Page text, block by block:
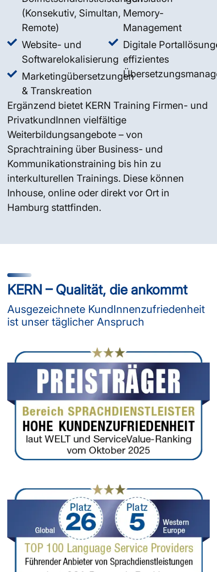
(Konsekutiv, Simultan,
Remote)
Website- und
Softwarelokalisierung
Marketingübersetzungen
& Transkreation
Memory-
Management
Digitale
effizientes
Ergänzend bietet KERN Training Firmen- und
PrivatkundInnen vielfältige
Weiterbildungsangebote – von
Sprachtraining über Business- und
Kommunikationstraining bis hin zu
interkulturellen Trainings. Diese können
Inhouse, online oder direkt vor Ort in
Hamburg stattfinden.
KERN – Qualität, die ankommt
Ausgezeichnete KundInnenzufriedenheit
ist unser täglicher Anspruch